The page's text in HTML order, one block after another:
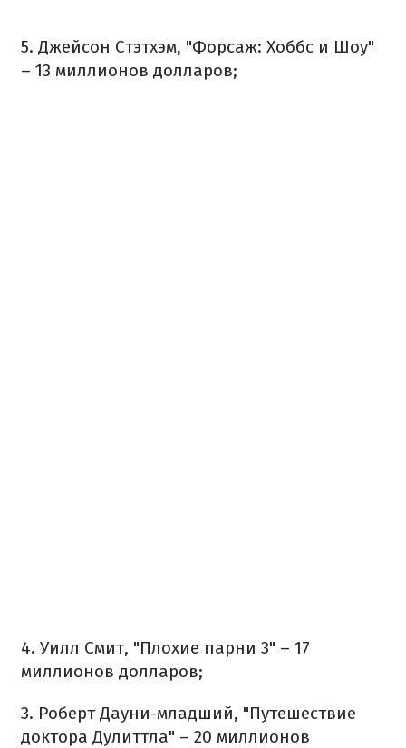
5. Джейсон Стэтхэм, "Форсаж: Хоббс и Шоу"
– 13 миллионов долларов;
4. Уилл Смит, "Плохие парни 3" – 17
миллионов долларов;
3. Роберт Дауни-младший, "Путешествие
доктора Дулиттла" – 20 миллионов